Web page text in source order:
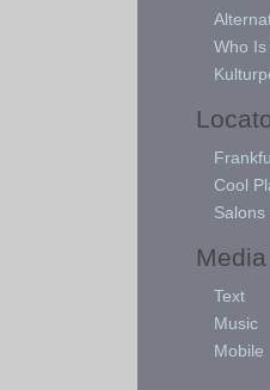
Who Is
Cool
Salons
Media
Text
Music
Mobile